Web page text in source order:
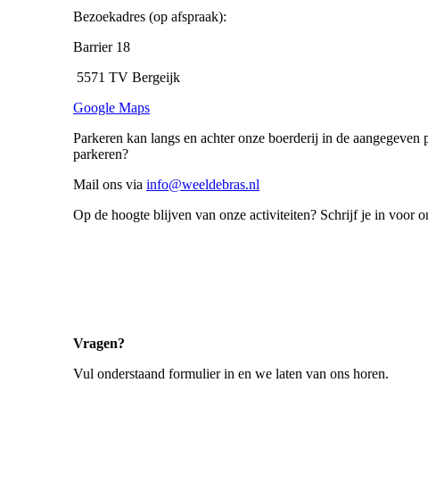
Bezoekadres (op afspraak):
Barrier 18
5571 TV Bergeijk
Google Maps
Parkeren kan langs en achter onze boerderij in de
parkeren?
Mail ons via info@weeldebras.nl
Op de hoogte blijven van onze activiteiten? Schrijf je in voor
Vragen?
Vul onderstaand formulier in en we laten van ons horen.